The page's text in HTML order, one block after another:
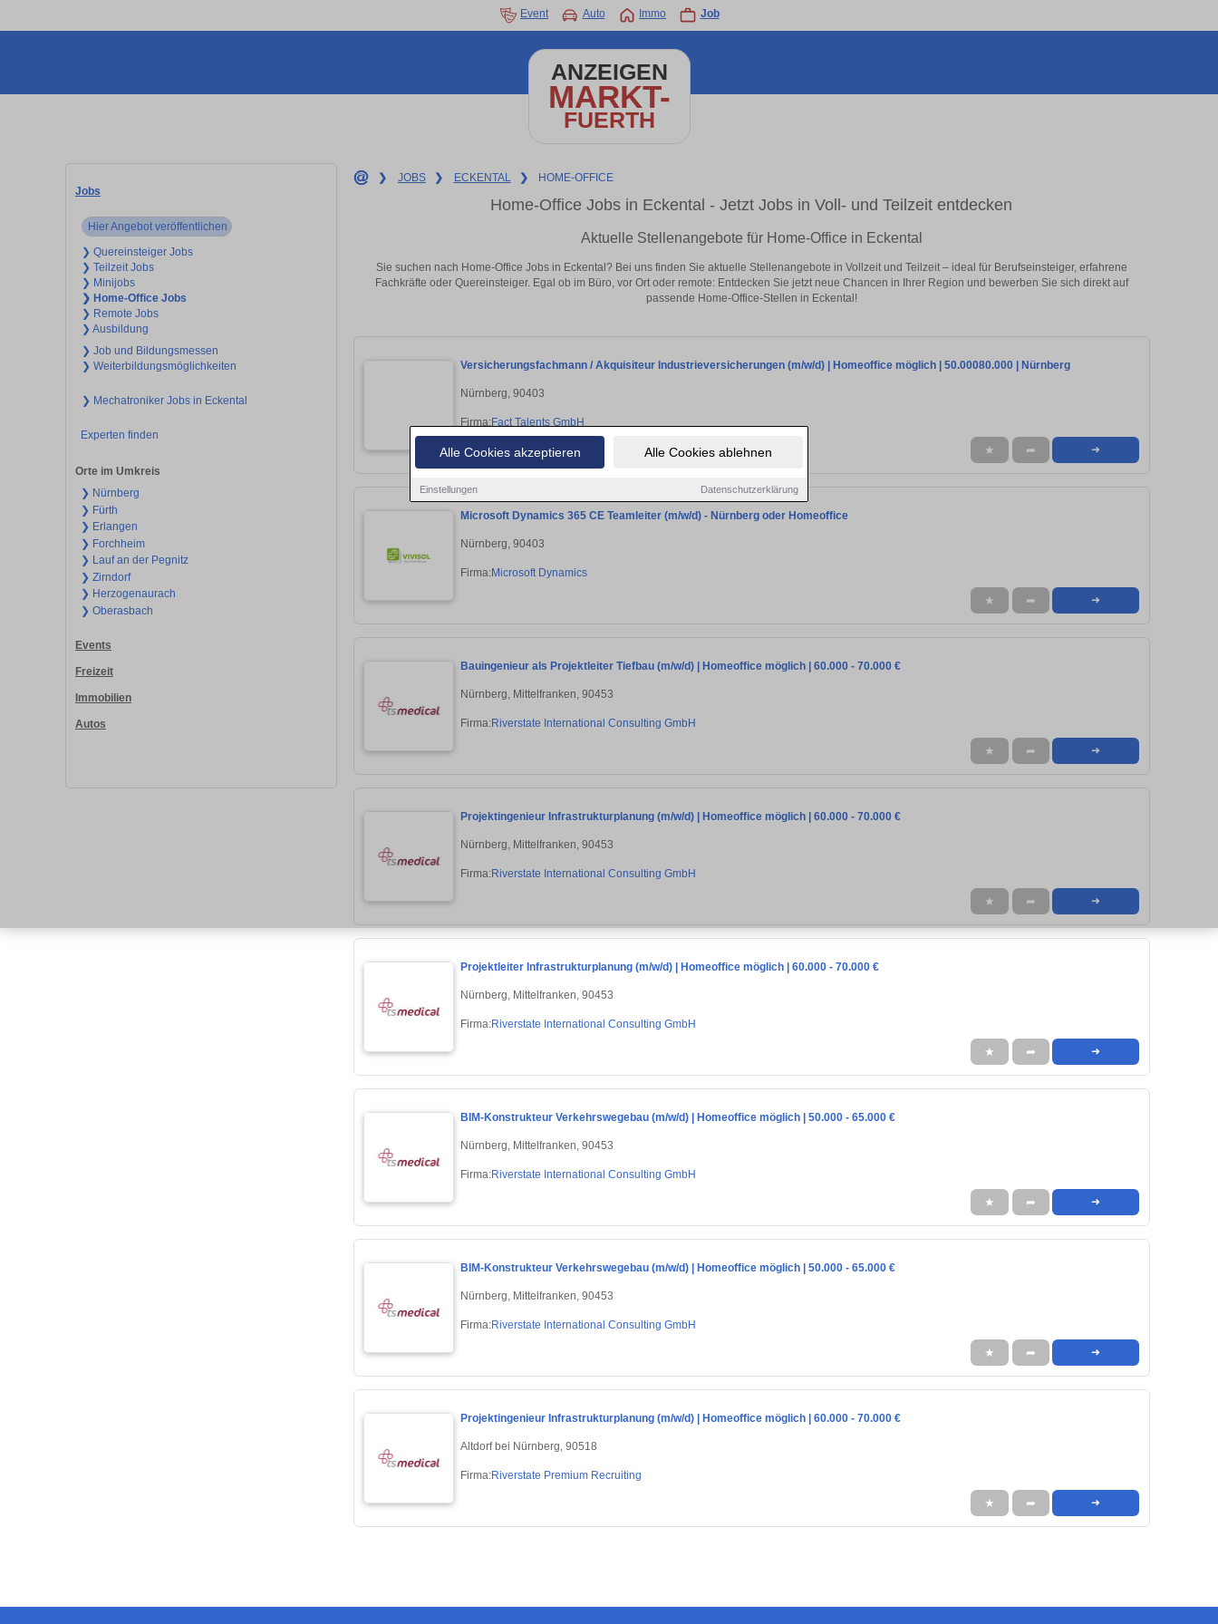
Alle Cookies akzeptieren Alle Cookies ablehnen
Einstellungen Datenschutzerklärung
Event Auto Immo Job
ANZEIGEN
MARKT-
FUERTH
Jobs
Hier Angebot veröffentlichen
❯ Quereinsteiger Jobs
❯ Teilzeit Jobs
❯ Minijobs
❯ Home-Office Jobs
❯ Remote Jobs
❯ Ausbildung
❯ Job und Bildungsmessen
❯ Weiterbildungsmöglichkeiten
❯ Mechatroniker Jobs in Eckental
Experten finden
Orte im Umkreis
❯ Nürnberg
❯ Fürth
❯ Erlangen
❯ Forchheim
❯ Lauf an der Pegnitz
❯ Zirndorf
❯ Herzogenaurach
❯ Oberasbach
Events
Freizeit
Immobilien
Autos
❯ JOBS ❯ ECKENTAL ❯ HOME-OFFICE
Home-Office Jobs in Eckental - Jetzt Jobs in Voll- und Teilzeit entdecken
Aktuelle Stellenangebote für Home-Office in Eckental
Sie suchen nach Home-Office Jobs in Eckental? Bei uns finden Sie aktuelle Stellenangebote in Vollzeit und Teilzeit – ideal für Berufseinsteiger, erfahrene
Fachkräfte oder Quereinsteiger. Egal ob im Büro, vor Ort oder remote: Entdecken Sie jetzt neue Chancen in Ihrer Region und bewerben Sie sich direkt auf
passende Home-Office-Stellen in Eckental!
Versicherungsfachmann / Akquisiteur Industrieversicherungen (m/w/d) | Homeoffice möglich | 50.00080.000 | Nürnberg
Nürnberg, 90403
Firma:Fact Talents GmbH
★ ➦ ➜
Microsoft Dynamics 365 CE Teamleiter (m/w/d) - Nürnberg oder Homeoffice
Nürnberg, 90403
Firma:Microsoft Dynamics
★ ➦ ➜
Bauingenieur als Projektleiter Tiefbau (m/w/d) | Homeoffice möglich | 60.000 - 70.000 €
Nürnberg, Mittelfranken, 90453
Firma:Riverstate International Consulting GmbH
★ ➦ ➜
Projektingenieur Infrastrukturplanung (m/w/d) | Homeoffice möglich | 60.000 - 70.000 €
Nürnberg, Mittelfranken, 90453
Firma:Riverstate International Consulting GmbH
★ ➦ ➜
Projektleiter Infrastrukturplanung (m/w/d) | Homeoffice möglich | 60.000 - 70.000 €
Nürnberg, Mittelfranken, 90453
Firma:Riverstate International Consulting GmbH
★ ➦ ➜
BIM-Konstrukteur Verkehrswegebau (m/w/d) | Homeoffice möglich | 50.000 - 65.000 €
Nürnberg, Mittelfranken, 90453
Firma:Riverstate International Consulting GmbH
★ ➦ ➜
BIM-Konstrukteur Verkehrswegebau (m/w/d) | Homeoffice möglich | 50.000 - 65.000 €
Nürnberg, Mittelfranken, 90453
Firma:Riverstate International Consulting GmbH
★ ➦ ➜
Projektingenieur Infrastrukturplanung (m/w/d) | Homeoffice möglich | 60.000 - 70.000 €
Altdorf bei Nürnberg, 90518
Firma:Riverstate Premium Recruiting
★ ➦ ➜